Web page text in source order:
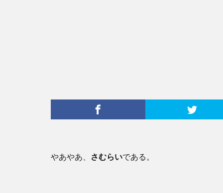
やあやあ、 さむらいである。